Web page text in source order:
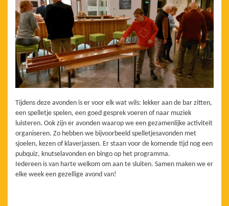
Tijdens deze avonden is er voor elk wat wils: lekker aan de bar zitten,
een spelletje spelen, een goed gesprek voeren of naar muziek
luisteren. Ook zijn er avonden waarop we een gezamenlijke activiteit
organiseren. Zo hebben we bijvoorbeeld spelletjesavonden met
sjoelen, kezen of klaverjassen. Er staan voor de komende tijd nog een
pubquiz, knutselavonden en bingo op het programma.
Iedereen is van harte welkom om aan te sluiten. Samen maken we er
elke week een gezellige avond van!